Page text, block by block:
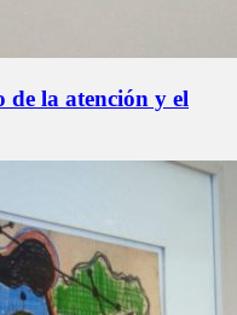
de la atención y el